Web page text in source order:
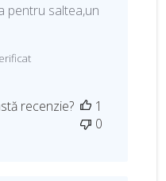
pentru saltea,un
recenzie?
1
0